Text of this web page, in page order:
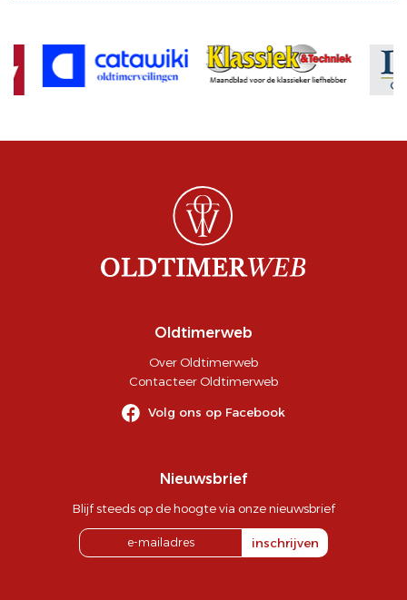
Oldtimerweb
Over Oldtimerweb
Contacteer Oldtimerweb
Volg ons op Facebook
Nieuwsbrief
Blijf steeds op de hoogte via onze nieuwsbrief
inschrijven